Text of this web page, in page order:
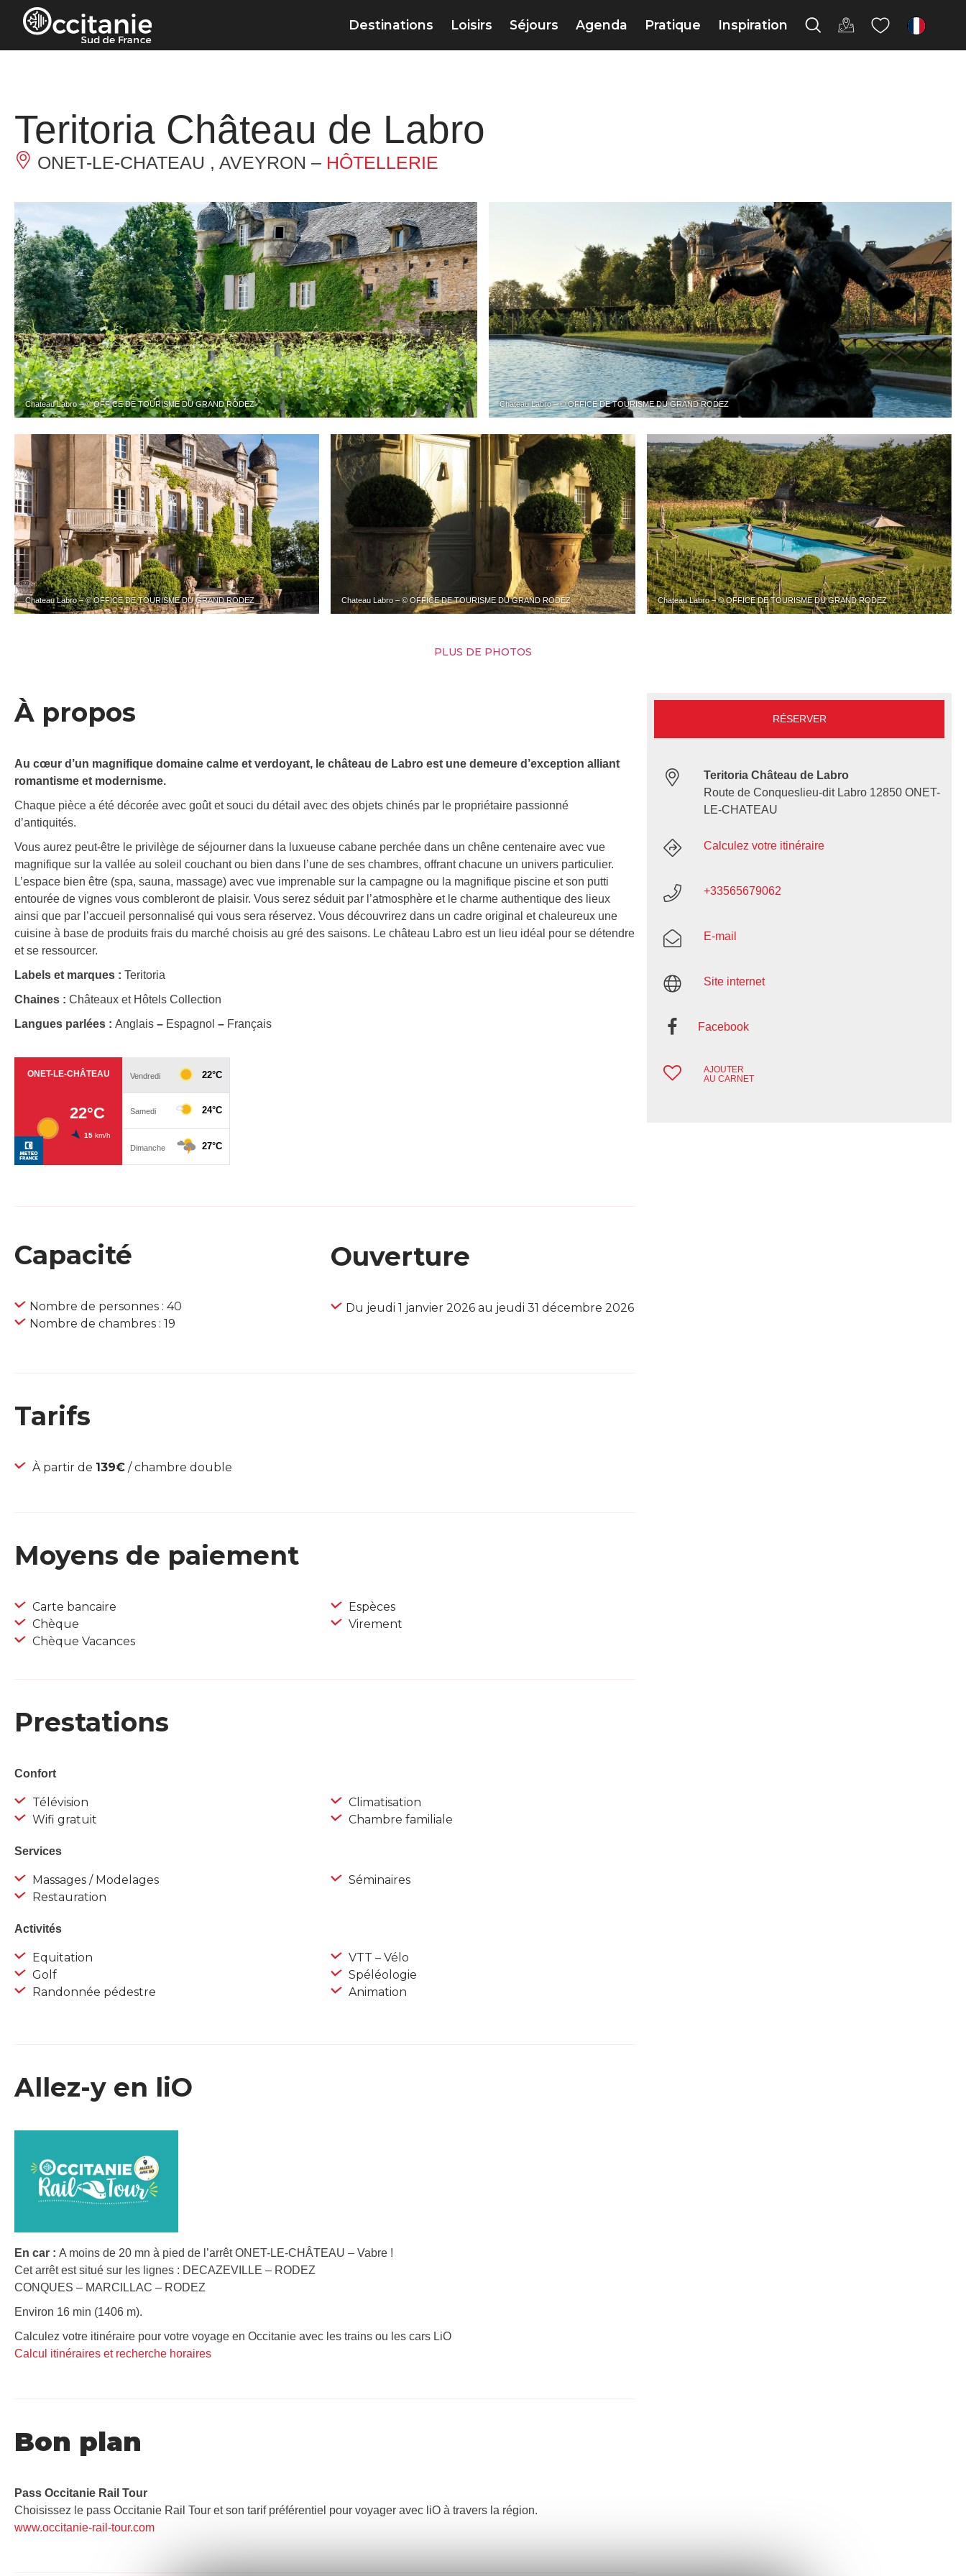
Panneau de gestion des cookies
Destinations Loisirs Séjours Agenda Pratique Inspiration fr
Teritoria Château de Labro
ONET-LE-CHATEAU , AVEYRON – HÔTELLERIE
Chateau Labro – © OFFICE DE TOURISME DU GRAND RODEZ Chateau Labro – © OFFICE DE TOURISME DU GRAND RODEZ
Chateau Labro – © OFFICE DE TOURISME DU GRAND RODEZ Chateau Labro – © OFFICE DE TOURISME DU GRAND RODEZ Chateau Labro – © OFFICE DE TOURISME DU GRAND RODEZ
PLUS DE PHOTOS
À propos
Au cœur d’un magnifique domaine calme et verdoyant, le château de Labro est une demeure d’exception alliant
romantisme et modernisme.
Chaque pièce a été décorée avec goût et souci du détail avec des objets chinés par le propriétaire passionné
d’antiquités.
Vous aurez peut-être le privilège de séjourner dans la luxueuse cabane perchée dans un chêne centenaire avec vue
magnifique sur la vallée au soleil couchant ou bien dans l’une de ses chambres, offrant chacune un univers particulier.
L’espace bien être (spa, sauna, massage) avec vue imprenable sur la campagne ou la magnifique piscine et son putti
entourée de vignes vous combleront de plaisir. Vous serez séduit par l’atmosphère et le charme authentique des lieux
ainsi que par l’accueil personnalisé qui vous sera réservez. Vous découvrirez dans un cadre original et chaleureux une
cuisine à base de produits frais du marché choisis au gré des saisons. Le château Labro est un lieu idéal pour se détendre
et se ressourcer.
Labels et marques : Teritoria
Chaines : Châteaux et Hôtels Collection
Langues parlées : Anglais – Espagnol – Français
Capacité
Nombre de personnes : 40
Nombre de chambres : 19
Ouverture
Du jeudi 1 janvier 2026 au jeudi 31 décembre 2026
Tarifs
À partir de 139€ / chambre double
Moyens de paiement
Carte bancaire
Chèque
Chèque Vacances
Espèces
Virement
Prestations
Confort
Télévision
Wifi gratuit
Climatisation
Chambre familiale
Services
Massages / Modelages
Restauration
Séminaires
Activités
Equitation
Golf
Randonnée pédestre
VTT – Vélo
Spéléologie
Animation
Allez-y en liO
En car : A moins de 20 mn à pied de l’arrêt ONET-LE-CHÂTEAU – Vabre !
Cet arrêt est situé sur les lignes : DECAZEVILLE – RODEZ
CONQUES – MARCILLAC – RODEZ
Environ 16 min (1406 m).
Calculez votre itinéraire pour votre voyage en Occitanie avec les trains ou les cars LiO
Calcul itinéraires et recherche horaires
Bon plan
Pass Occitanie Rail Tour​
Choisissez le pass Occitanie Rail Tour et son tarif préférentiel pour voyager avec liO à travers la région.
www.occitanie-rail-tour.com
RÉSERVER
Teritoria Château de Labro
Route de Conqueslieu-dit Labro 12850 ONET-
LE-CHATEAU
Calculez votre itinéraire
+33565679062
E-mail
Site internet
Facebook
AJOUTER
AU CARNET